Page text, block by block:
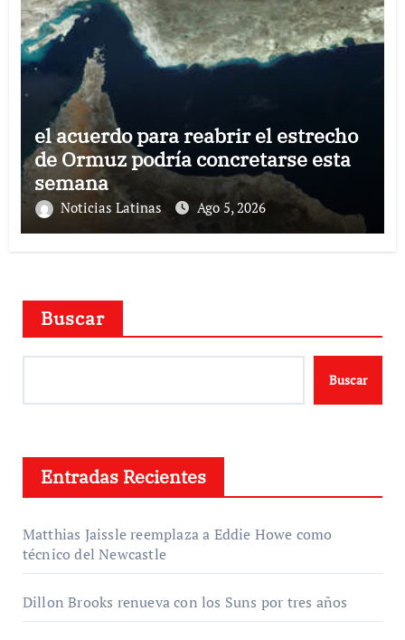
el acuerdo para reabrir el estrecho
de Ormuz podría concretarse esta
semana
Noticias Latinas Ago 5, 2026
Buscar
Buscar
Entradas Recientes
Matthias Jaissle reemplaza a Eddie Howe como
técnico del Newcastle
Dillon Brooks renueva con los Suns por tres años